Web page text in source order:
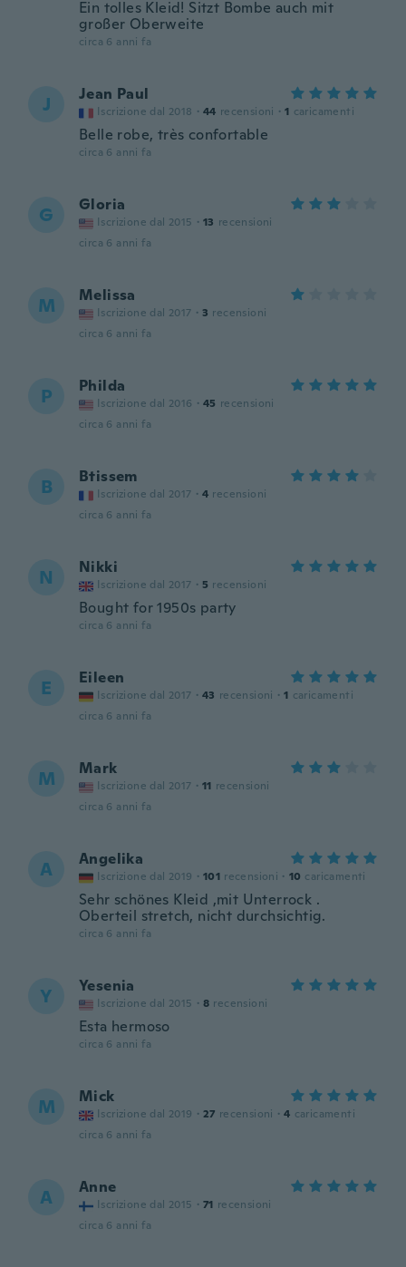
Ein tolles Kleid! Sitzt Bombe auch mit
großer Oberweite
circa 6 anni fa
J Jean Paul
Iscrizione dal 2018 · 44 recensioni · 1 caricamenti
Belle robe, très confortable
circa 6 anni fa
G Gloria
Iscrizione dal 2015 · 13 recensioni
circa 6 anni fa
M Melissa
Iscrizione dal 2017 · 3 recensioni
circa 6 anni fa
P Philda
Iscrizione dal 2016 · 45 recensioni
circa 6 anni fa
B Btissem
Iscrizione dal 2017 · 4 recensioni
circa 6 anni fa
N Nikki
Iscrizione dal 2017 · 5 recensioni
Bought for 1950s party
circa 6 anni fa
E Eileen
Iscrizione dal 2017 · 43 recensioni · 1 caricamenti
circa 6 anni fa
M Mark
Iscrizione dal 2017 · 11 recensioni
circa 6 anni fa
A Angelika
Iscrizione dal 2019 · 101 recensioni · 10 caricamenti
Sehr schönes Kleid ,mit Unterrock .
Oberteil stretch, nicht durchsichtig.
circa 6 anni fa
Y Yesenia
Iscrizione dal 2015 · 8 recensioni
Esta hermoso
circa 6 anni fa
M Mick
Iscrizione dal 2019 · 27 recensioni · 4 caricamenti
circa 6 anni fa
A Anne
Iscrizione dal 2015 · 71 recensioni
circa 6 anni fa